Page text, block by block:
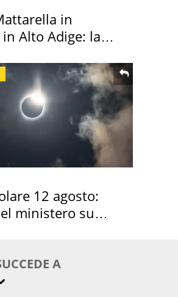
in
in Alto Adige: la
12 agosto:
ministero su